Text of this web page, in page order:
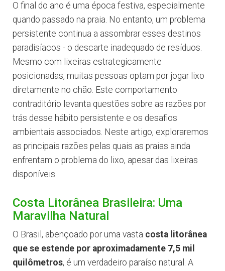
O final do ano é uma época festiva, especialmente
quando passado na praia. No entanto, um problema
persistente continua a assombrar esses destinos
paradisíacos - o descarte inadequado de resíduos.
Mesmo com lixeiras estrategicamente
posicionadas, muitas pessoas optam por jogar lixo
diretamente no chão. Este comportamento
contraditório levanta questões sobre as razões por
trás desse hábito persistente e os desafios
ambientais associados. Neste artigo, exploraremos
as principais razões pelas quais as praias ainda
enfrentam o problema do lixo, apesar das lixeiras
disponíveis.
Costa Litorânea Brasileira: Uma
Maravilha Natural
O Brasil, abençoado por uma vasta costa litorânea
que se estende por aproximadamente 7,5 mil
quilômetros, é um verdadeiro paraíso natural. A